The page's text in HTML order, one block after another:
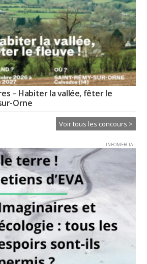
– Habiter la vallée, fêter le
Orne
Voir tous les concours >
INFOMERCIAL